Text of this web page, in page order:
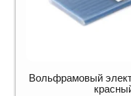
Вольфрамовый